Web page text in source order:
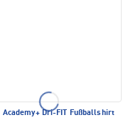
Academy+ Dri-FIT Fußballshirt